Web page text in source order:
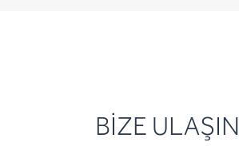
BİZE ULAŞIN